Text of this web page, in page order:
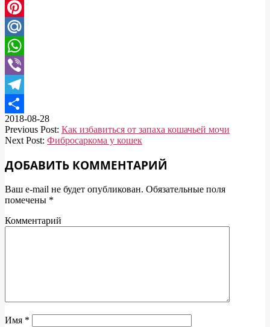
Twitter
Pinterest
Mail.Ru
WhatsApp
Viber
Telegram
Отправить
2018-08-28
Previous Post: Как избавиться от запаха кошачьей мочи
Next Post: Фибросаркома у кошек
ДОБАВИТЬ КОММЕНТАРИЙ
Ваш e-mail не будет опубликован. Обязательные поля
помечены *
Комментарий
Имя *